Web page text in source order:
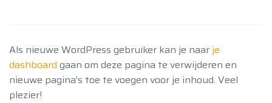
Als nieuwe WordPress gebruiker kan je naar je
dashboard gaan om deze pagina te verwijderen en
nieuwe pagina’s toe te voegen voor je inhoud. Veel
plezier!